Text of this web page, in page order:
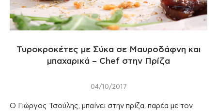
Τυροκροκέτες με Σύκα σε Μαυροδάφνη και
μπαχαρικά – Chef στην Πρίζα
04/10/2017
O Γιώργος Τσούλης, μπαίνει στην πρίζα, παρέα με τον